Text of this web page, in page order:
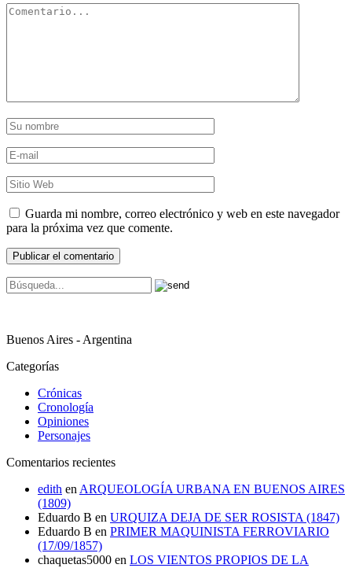
Guarda mi nombre, correo electrónico y web en este navegador
para la próxima vez que comente.
Buenos Aires - Argentina
Categorías
Crónicas
Cronología
Opiniones
Personajes
Comentarios recientes
edith en ARQUEOLOGÍA URBANA EN BUENOS AIRES
(1809)
Eduardo B en URQUIZA DEJA DE SER ROSISTA (1847)
Eduardo B en PRIMER MAQUINISTA FERROVIARIO
(17/09/1857)
chaquetas5000 en LOS VIENTOS PROPIOS DE LA